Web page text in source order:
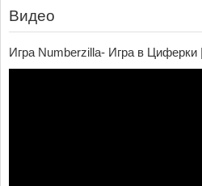
Видео
Игра Numberzilla- Игра в Циферки